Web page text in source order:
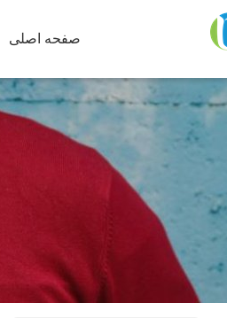
صفحه اصلی